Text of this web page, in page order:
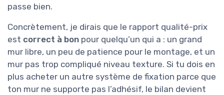
passe bien.
Concrètement, je dirais que le rapport qualité-prix
est correct à bon pour quelqu’un qui a : un grand
mur libre, un peu de patience pour le montage, et un
mur pas trop compliqué niveau texture. Si tu dois en
plus acheter un autre système de fixation parce que
ton mur ne supporte pas l’adhésif, le bilan devient